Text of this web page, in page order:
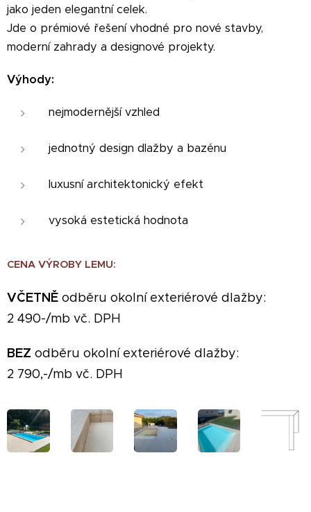
jako jeden elegantní celek.
Jde o prémiové řešení vhodné pro nové stavby,
moderní zahrady a designové projekty.
Výhody:
nejmodernější vzhled
jednotný design dlažby a bazénu
luxusní architektonický efekt
vysoká estetická hodnota
CENA VÝROBY LEMU:
VČETNĚ odběru okolní exteriérové dlažby:
2 490-/mb vč. DPH
BEZ odběru okolní exteriérové dlažby:
2 790,-/mb vč. DPH